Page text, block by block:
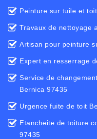
Peinture sur tuile et
Travaux de nettoyage
Artisan pour peinture
Expert en resserrage
Service de
Bernica 97435
Urgence fuite de toit
Etancheite de toiture
97435